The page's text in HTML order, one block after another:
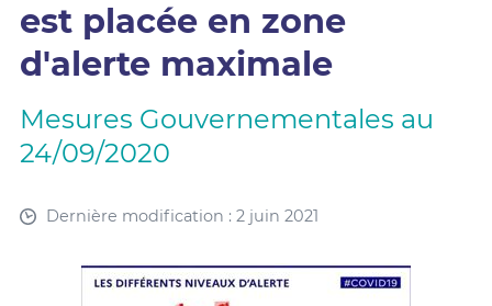
est placée en zone
d'alerte maximale
Mesures Gouvernementales au
24/09/2020
Dernière modification : 2 juin 2021